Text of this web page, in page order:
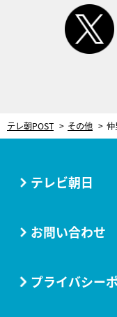
テレ朝POST その他
テレビ朝日
お問い合わせ
プライバシー